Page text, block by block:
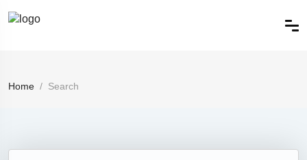
Home Search